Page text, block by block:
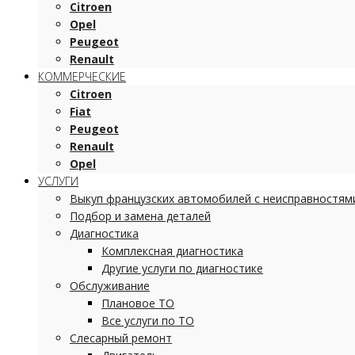
Citroen
Opel
Peugeot
Renault
КОММЕРЧЕСКИЕ
Citroen
Fiat
Peugeot
Renault
Opel
УСЛУГИ
Выкуп французских автомобилей с
Подбор и замена деталей
Диагностика
Комплексная диагностика
Другие услуги по диагностике
Обслуживание
Плановое ТО
Все услуги по ТО
Слесарный ремонт